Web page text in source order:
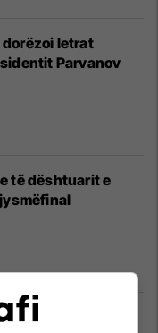
letrat
Parvanov
të dështuarit e
ky është